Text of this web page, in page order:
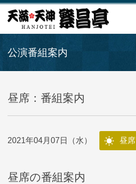
公演番組案内
昼席：番組案内
2021年04月07日（水） 昼席
昼席の番組案内